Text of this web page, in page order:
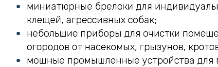
миниатюрные брелоки для
клещей, агрессивных собак;
небольшие приборы для очистки
огородов от насекомых, грызунов,
мощные промышленные устройства